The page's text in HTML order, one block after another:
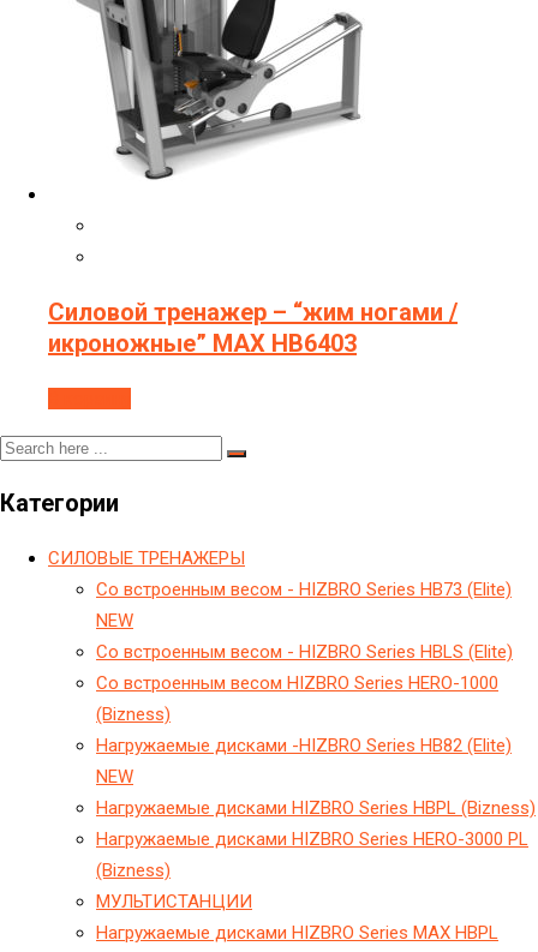
Силовой тренажер – “жим ногами /
икроножные” МAX HB6403
Категории
CИЛОВЫЕ ТРЕНАЖЕРЫ
Cо встроенным весом - HIZBRO Series HB73 (Elite)
NEW
Cо встроенным весом - HIZBRO Series HBLS (Elite)
Cо встроенным весом HIZBRO Series HERO-1000
(Bizness)
Hагружаемые дисками -HIZBRO Series HB82 (Elite)
NEW
Hагружаемые дисками HIZBRO Series HBPL (Bizness)
Hагружаемые дисками HIZBRO Series HERO-3000 PL
(Bizness)
МУЛЬТИСТАНЦИИ
Нагружаемые дисками HIZBRO Series MAX HBPL